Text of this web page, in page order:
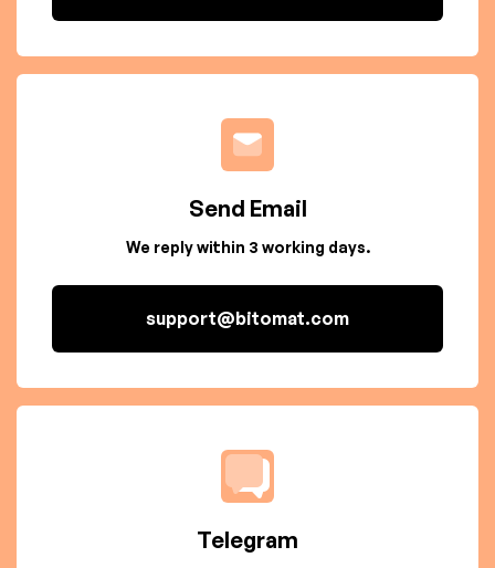
Send Email
We reply within 3 working days.
support@bitomat.com
Telegram